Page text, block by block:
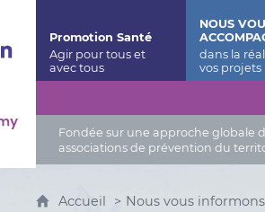
Fondée sur une approche globale
associations de prévention du
Promotion Santé
NOUS
Accueil Nous vous informons